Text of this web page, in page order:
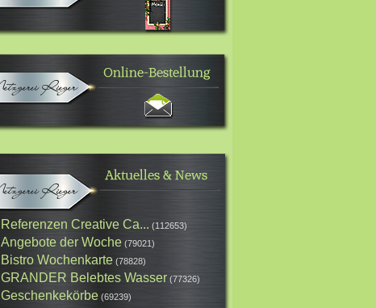
Referenzen Creative Ca... (112653)
Angebote der Woche(79021)
Bistro Wochenkarte(78828)
GRANDER Belebtes Wasser(77326)
Geschenkekörbe(69239)